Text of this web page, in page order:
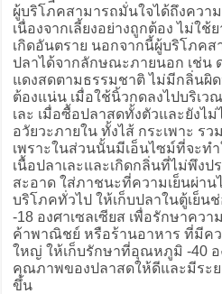
ผู้บริโภคสามารถมั่นใจได้ถึงควา
เนื่องจากเลี้ยงอย่างถูกต้อง ไม่ใ
เกิดอันตราย นอกจากนี้ผู้บริโภคส
ปลาได้จากลักษณะภายนอก เช่น
แดงสดตามธรรมชาติ ไม่มีกลิ่นผิ
ต้องแน่น เมื่อใช้นิ้วกดลงไปบริเว
เละ เมื่อซื้อปลาสดทั้งตัวและยังไ
อวัยวะภายใน ทั้งไส้ กระเพาะ ร
เพราะในส่วนนั้นมีเอ็นไซม์ที่จะทำ
เนื้อปลาเละและเกิดกลิ่นที่ไม่พึงป
สะอาด ใส่ภาชนะที่ความเย็นผ่า
บริโภคทั่วไป ให้เก็บปลาในตู้เย็
-18 องศาเซลเซียส เพื่อรักษาคว
ค้าพาณิชย์ หรือร้านอาหาร ที่มีค
ใหญ่ ให้เก็บรักษาที่อุณหภูมิ -40 อ
คุณภาพของปลาสดให้ดีและมีระย
ขึ้น